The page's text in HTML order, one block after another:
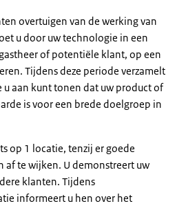
overtuigen van de werking van
u door uw technologie in een
of potentiële klant, op een
Tijdens deze periode verzamelt
u aan kunt tonen dat uw product of
is voor een brede doelgroep in
op 1 locatie, tenzij er goede
af te wijken. U demonstreert uw
klanten. Tijdens
informeert u hen over het